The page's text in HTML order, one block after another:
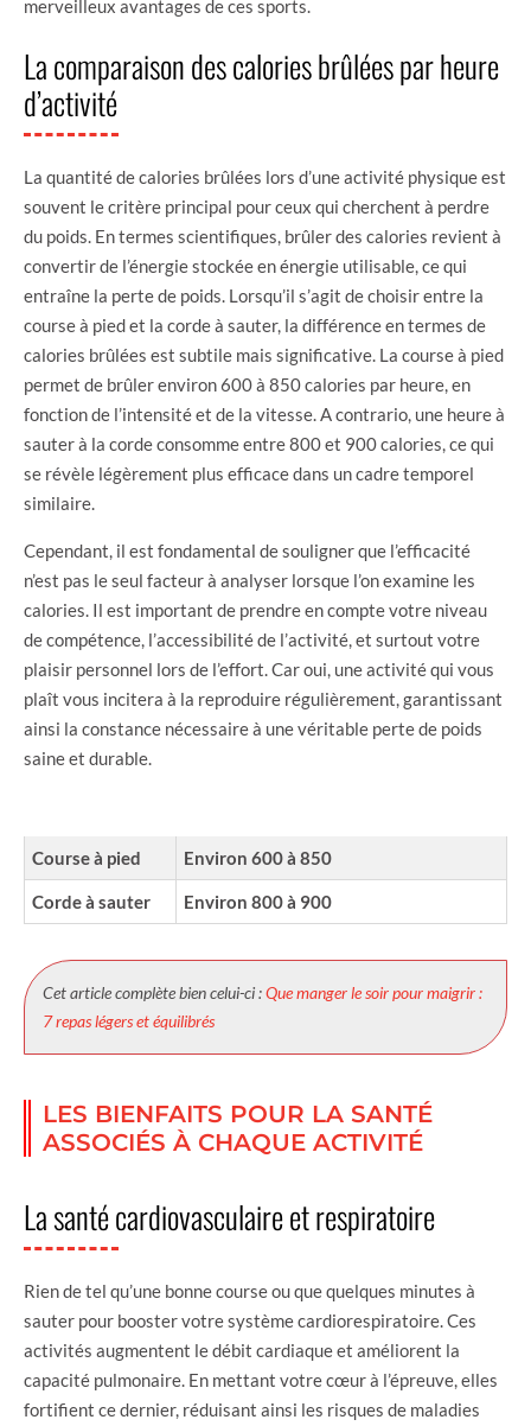
merveilleux avantages de ces sports.
La comparaison des calories brûlées par heure
d’activité
La quantité de calories brûlées lors d’une activité physique est
souvent le critère principal pour ceux qui cherchent à perdre
du poids. En termes scientifiques, brûler des calories revient à
convertir de l’énergie stockée en énergie utilisable, ce qui
entraîne la perte de poids. Lorsqu’il s’agit de choisir entre la
course à pied et la corde à sauter, la différence en termes de
calories brûlées est subtile mais significative. La course à pied
permet de brûler environ 600 à 850 calories par heure, en
fonction de l’intensité et de la vitesse. A contrario, une heure à
sauter à la corde consomme entre 800 et 900 calories, ce qui
se révèle légèrement plus efficace dans un cadre temporel
similaire.
Cependant, il est fondamental de souligner que l’efficacité
n’est pas le seul facteur à analyser lorsque l’on examine les
calories. Il est important de prendre en compte votre niveau
de compétence, l’accessibilité de l’activité, et surtout votre
plaisir personnel lors de l’effort. Car oui, une activité qui vous
plaît vous incitera à la reproduire régulièrement, garantissant
ainsi la constance nécessaire à une véritable perte de poids
saine et durable.
Course à pied Environ 600 à 850
Corde à sauter Environ 800 à 900
Cet article complète bien celui-ci :Que manger le soir pour maigrir :
7 repas légers et équilibrés
LES BIENFAITS POUR LA SANTÉ
ASSOCIÉS À CHAQUE ACTIVITÉ
La santé cardiovasculaire et respiratoire
Rien de tel qu’une bonne course ou que quelques minutes à
sauter pour booster votre système cardiorespiratoire. Ces
activités augmentent le débit cardiaque et améliorent la
capacité pulmonaire. En mettant votre cœur à l’épreuve, elles
fortifient ce dernier, réduisant ainsi les risques de maladies